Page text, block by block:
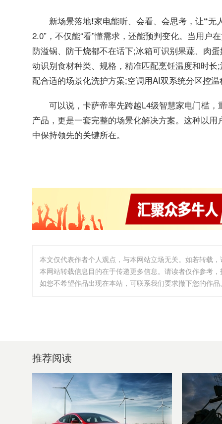
新场景落地!家电能听、会看、会思考，让“无
2.0”，不仅能“看”懂需求，还能预判变化。当用
防溢锅、防干烧都不在话下;冰箱可识别果蔬、肉
动识别食材种类、规格，精准匹配烹饪温度和时
配合适的场景化洗护方案;空调用AI双系统分区控
可以说，卡萨帝率先跨越L4级智慧家电门槛
产品，更是一套完整的场景化解决方案。这种以
中保持领先的关键所在。
本文仅代表作者个人观点，与本网站立场无关。如若转载
本网站转载信息目的在于传递更多信息。请读者仅作参考
如您不希望作品出现在本站，可联系我们要求撤下您的作
推荐阅读